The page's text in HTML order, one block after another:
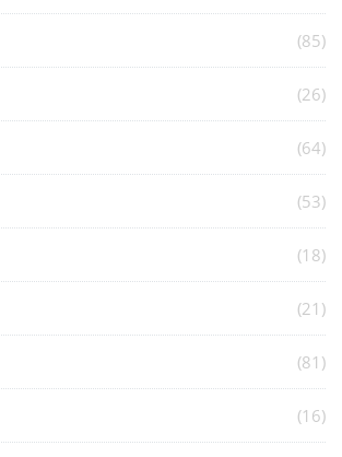
(85)
(26)
(64)
(53)
(18)
(21)
(81)
(16)